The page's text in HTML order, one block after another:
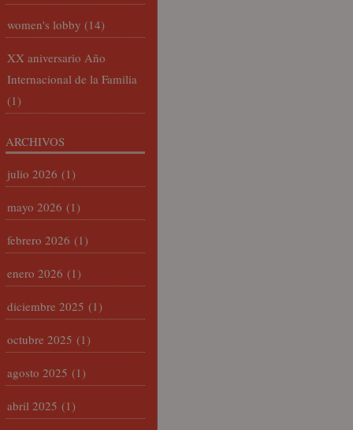
women's lobby (14)
XX aniversario Año
Internacional de la Familia
(1)
ARCHIVOS
julio 2026 (1)
mayo 2026 (1)
febrero 2026 (1)
enero 2026 (1)
diciembre 2025 (1)
octubre 2025 (1)
agosto 2025 (1)
abril 2025 (1)